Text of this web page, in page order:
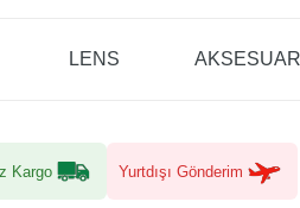
LENS AKSESUAR
Kargo Yurtdışı Gönderim